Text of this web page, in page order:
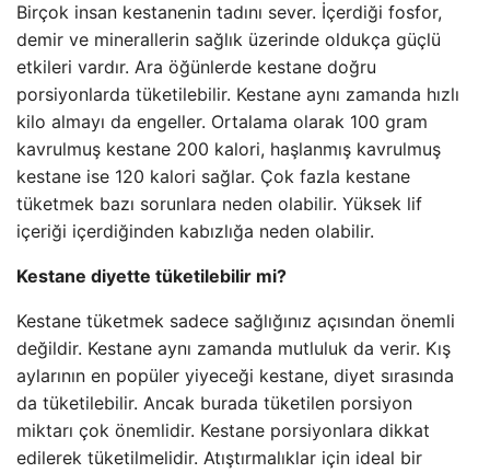
Birçok insan kestanenin tadını sever. İçerdiği fosfor,
demir ve minerallerin sağlık üzerinde oldukça güçlü
etkileri vardır. Ara öğünlerde kestane doğru
porsiyonlarda tüketilebilir. Kestane aynı zamanda hızlı
kilo almayı da engeller. Ortalama olarak 100 gram
kavrulmuş kestane 200 kalori, haşlanmış kavrulmuş
kestane ise 120 kalori sağlar. Çok fazla kestane
tüketmek bazı sorunlara neden olabilir. Yüksek lif
içeriği içerdiğinden kabızlığa neden olabilir.
Kestane diyette tüketilebilir mi?
Kestane tüketmek sadece sağlığınız açısından önemli
değildir. Kestane aynı zamanda mutluluk da verir. Kış
aylarının en popüler yiyeceği kestane, diyet sırasında
da tüketilebilir. Ancak burada tüketilen porsiyon
miktarı çok önemlidir. Kestane porsiyonlara dikkat
edilerek tüketilmelidir. Atıştırmalıklar için ideal bir